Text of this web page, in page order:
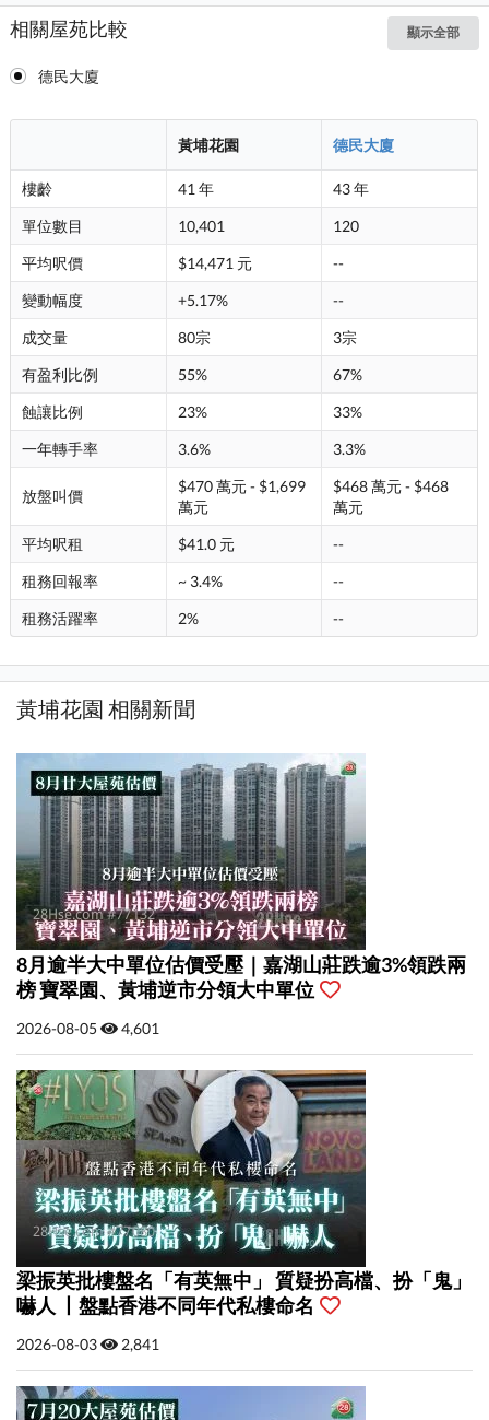
相關屋苑比較 顯示全部
德民大廈
黃埔花園 德民大廈
樓齡 41 年
43 年
單位數目
10,401
120
平均呎價
$14,471 元
--
變動幅度
+5.17%
--
成交量
80宗
3宗
有盈利比例
55%
67%
蝕讓比例
23%
33%
一年轉手率
3.6% 3.3%
放盤叫價
$470 萬元 - $1,699
萬元
$468 萬元 - $468
萬元
平均呎租
$41.0 元
--
租務回報率
~ 3.4%
--
租務活躍率
2% --
黃埔花園 相關新聞
8月逾半大中單位估價受壓｜嘉湖山莊跌逾3%領跌兩
榜 寶翠園、黃埔逆市分領大中單位
2026-08-05 4,601
梁振英批樓盤名「有英無中」 質疑扮高檔、扮「鬼」
嚇人 丨盤點香港不同年代私樓命名
2026-08-03 2,841